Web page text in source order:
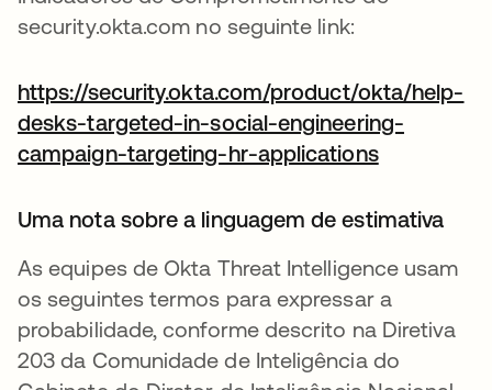
security.okta.com no seguinte link:
https://security.okta.com/product/okta/help-
desks-targeted-in-social-engineering-
campaign-targeting-hr-applicationsabre em
Uma nota sobre a linguagem de estimativa
As equipes de Okta Threat Intelligence usam
os seguintes termos para expressar a
probabilidade, conforme descrito na Diretiva
203 da Comunidade de Inteligência do